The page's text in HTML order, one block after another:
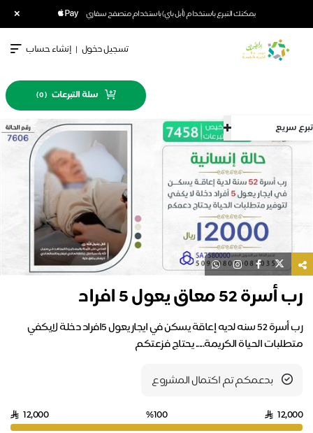
يمكنك التبرع باستخدام (أبل باي) باستخدام متصفح سفاري ×
تبرع سريع
تسجيل دخول | إنشاء حساب
سلة التبرعات (
0
)
رب أسرة 52 معاق يعول 5 افراد
رب أسرة 52 سنه لديه إعاقة يسكن في ايجار يعول 5افراد دخلة لايكفي
متطلبات الحياة الكريمة..... يحتاج فزعتكم
بدعمكم تم اكتمال المشروع
12,000
%100
12,000